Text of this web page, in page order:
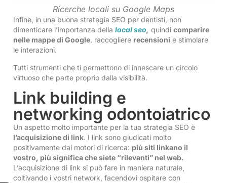
Ricerche locali su Google Maps
Infine, in una buona strategia SEO per dentisti, non
dimenticare l’importanza della local seo, quindi comparire
nelle mappe di Google , raccogliere recensioni e stimolare
le interazioni.
Tutti strumenti che ti permettono di innescare un circolo
virtuoso che parte proprio dalla visibilità.
Link building e
networking odontoiatrico
Un aspetto molto importante per la tua strategia SEO è
l’acquisizione di link. I link sono giudicati molto
positivamente dai motori di ricerca: più siti linkano il
vostro, più significa che siete “rilevanti” nel web.
L’acquisizione di link si può fare in maniera naturale,
coltivando i vostri network, facendovi ospitare con